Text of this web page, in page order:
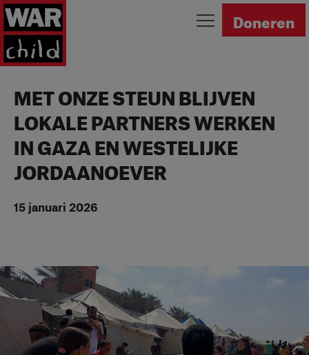
Ga naar homepage Doneren
MET ONZE STEUN BLIJVEN
LOKALE PARTNERS WERKEN
IN GAZA EN WESTELIJKE
JORDAANOEVER
15 januari 2026